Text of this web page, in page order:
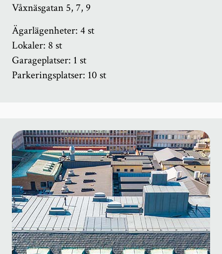
Våxnäsgatan 5, 7, 9
Ägarlägenheter: 4 st
Lokaler: 8 st
Garageplatser: 1 st
Parkeringsplatser: 10 st